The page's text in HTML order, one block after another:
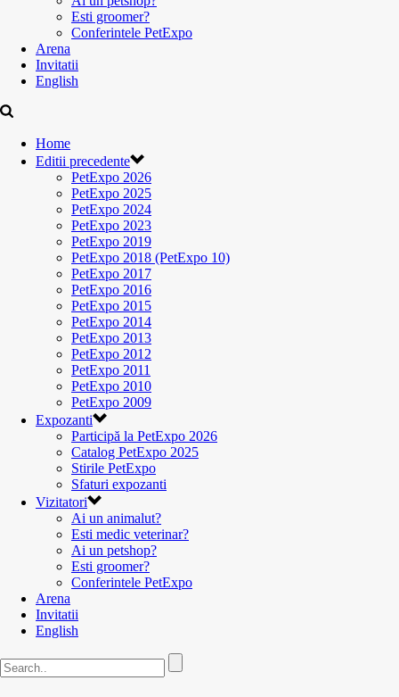
Esti groomer?
Conferintele PetExpo
Arena
Invitatii
English
Home
Editii precedente
PetExpo 2026
PetExpo 2025
PetExpo 2024
PetExpo 2023
PetExpo 2019
PetExpo 2018 (PetExpo 10)
PetExpo 2017
PetExpo 2016
PetExpo 2015
PetExpo 2014
PetExpo 2013
PetExpo 2012
PetExpo 2011
PetExpo 2010
PetExpo 2009
Expozanti
Participă la PetExpo 2026
Catalog PetExpo 2025
Stirile PetExpo
Sfaturi expozanti
Vizitatori
Ai un animalut?
Esti medic veterinar?
Ai un petshop?
Esti groomer?
Conferintele PetExpo
Arena
Invitatii
English